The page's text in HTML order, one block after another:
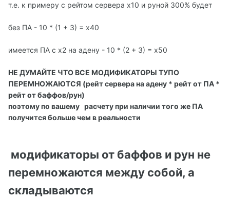
т.е. к примеру с рейтом сервера х10 и руной 300% будет
без ПА - 10 * (1 + 3) = х40
имеется ПА с х2 на адену - 10 * (2 + 3) = х50
НЕ ДУМАЙТЕ ЧТО ВСЕ МОДИФИКАТОРЫ ТУПО
ПЕРЕМНОЖАЮТСЯ (рейт сервера на адену * рейт от ПА *
рейт от баффов/рун)
поэтому по вашему расчету при наличии того же ПА
получится больше чем в реальности
модификаторы от баффов и рун не
перемножаются между собой, а
складываются